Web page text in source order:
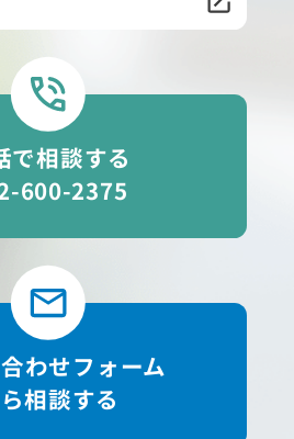
で相談する
600-2375
わせフォーム
相談する